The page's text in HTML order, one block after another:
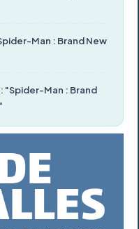
Man : Brand New
"Spider-Man : Brand